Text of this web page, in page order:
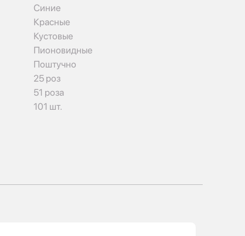
Синие
Красные
Кустовые
Пионовидные
Поштучно
25 роз
51 роза
101 шт.